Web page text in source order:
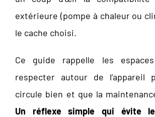
extérieure (pompe à chaleur ou
le cache choisi.
Ce guide rappelle les
respecter autour de l’appareil
circule bien et que la
Un réflexe simple qui évite